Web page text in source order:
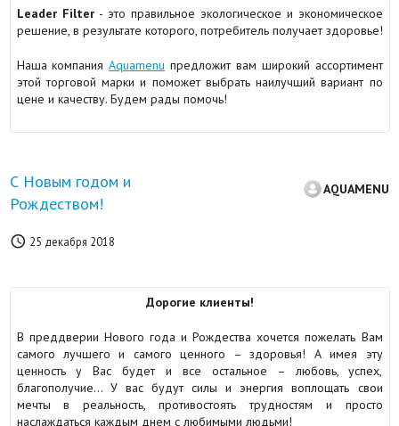
Leader Filter- это правильное экологическое и экономическое
решение, в результате которого, потребитель получает здоровье!
Наша компанияAquamenu предложит вам широкий ассортимент
этой торговой марки и поможет выбрать наилучший вариант по
цене и качеству. Будем рады помочь!
С Новым годом и
Рождеством!
AQUAMENU
 25 декабря 2018
Дорогие клиенты!
В преддверии Нового года и Рождества хочется пожелать Вам
самого лучшего и самого ценного – здоровья! А имея эту
ценность у Вас будет и все остальное – любовь, успех,
благополучие… У вас будут силы и энергия воплощать свои
мечты в реальность, противостоять трудностям и просто
наслаждаться каждым днем с любимыми людьми!